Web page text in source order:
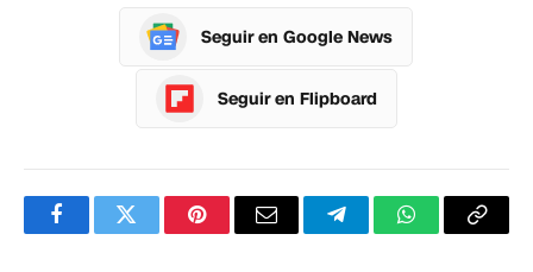
Seguir en Google News
Seguir en Flipboard
FacebookTwitterPinterestCorreoTelegramWhatsApp